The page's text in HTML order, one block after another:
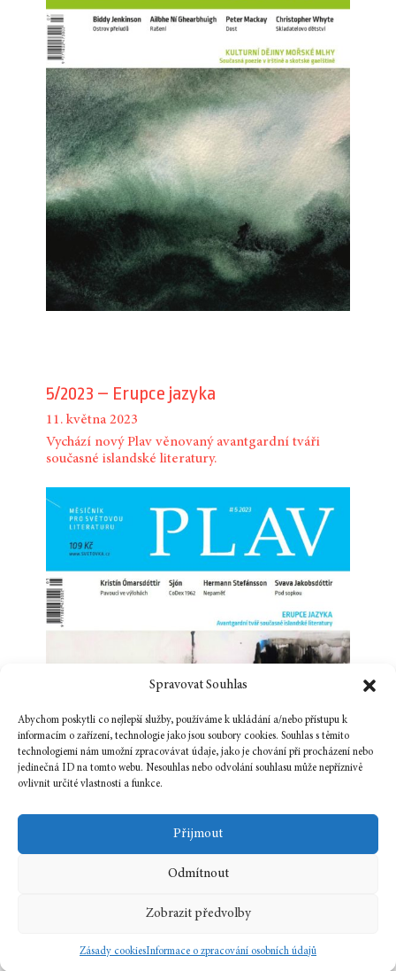
Spravovat Souhlas
Abychom poskytli co nejlepší služby, používáme k ukládání a/nebo přístupu k
informacím o zařízení, technologie jako jsou soubory cookies. Souhlas s těmito
technologiemi nám umožní zpracovávat údaje, jako je chování při procházení nebo
jedinečná ID na tomto webu. Nesouhlas nebo odvolání souhlasu může nepříznivě
ovlivnit určité vlastnosti a funkce.
Přijmout
Odmítnout
Zobrazit předvolby
Zásady cookiesInformace o zpracování osobních údajů
5/2023 – Erupce jazyka
11. května 2023
Vychází nový Plav věnovaný avantgardní tváři
současné islandské literatury.